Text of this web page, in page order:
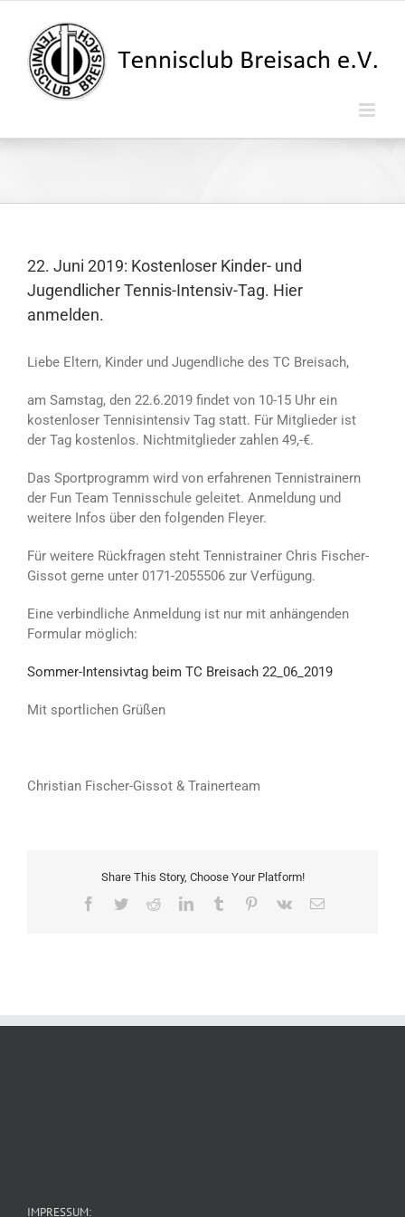
springen
22. Juni 2019: Kostenloser Kinder- und
Jugendlicher Tennis-Intensiv-Tag. Hier
anmelden.
Liebe Eltern, Kinder und Jugendliche des TC Breisach,
am Samstag, den 22.6.2019 findet von 10-15 Uhr ein
kostenloser Tennisintensiv Tag statt. Für Mitglieder ist
der Tag kostenlos. Nichtmitglieder zahlen 49,-€.
Das Sportprogramm wird von erfahrenen Tennistrainern
der Fun Team Tennisschule geleitet. Anmeldung und
weitere Infos über den folgenden Fleyer.
Für weitere Rückfragen steht Tennistrainer Chris Fischer-
Gissot gerne unter 0171-2055506 zur Verfügung.
Eine verbindliche Anmeldung ist nur mit anhängenden
Formular möglich:
Sommer-Intensivtag beim TC Breisach 22_06_2019
Mit sportlichen Grüßen
Christian Fischer-Gissot & Trainerteam
Share This Story, Choose Your Platform!
Facebook
TwitterRedditLinkedInTumblr Pinterest
Vk
E-
IMPRESSUM: